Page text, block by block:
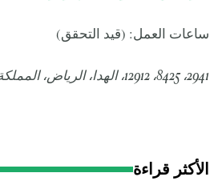
ساعات العمل: (قيد التحقق)
2941، 8425، 12912، الهدا، الرياض، المملكة العربية السعودية.
الأكثر قراءة